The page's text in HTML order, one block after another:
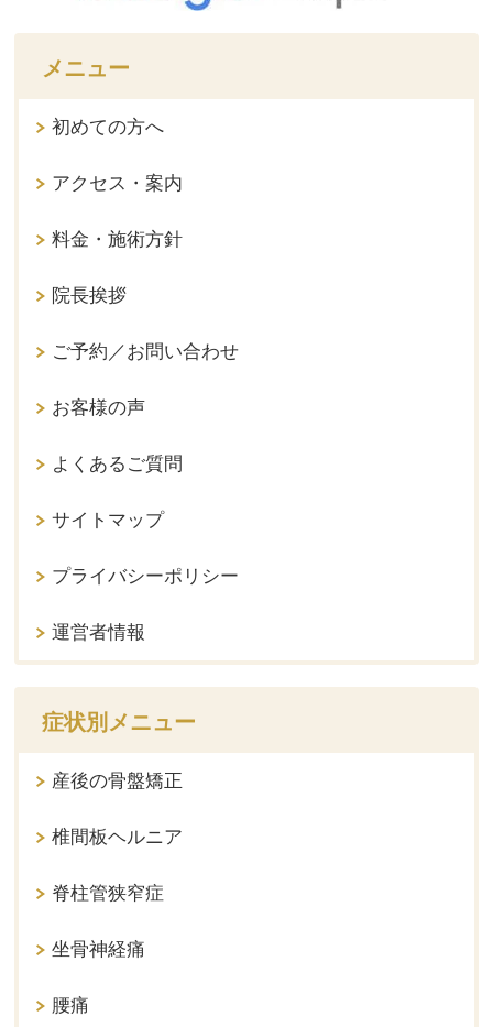
メニュー
初めての方へ
アクセス・案内
料金・施術方針
院長挨拶
ご予約／お問い合わせ
お客様の声
よくあるご質問
サイトマップ
プライバシーポリシー
運営者情報
症状別メニュー
産後の骨盤矯正
椎間板ヘルニア
脊柱管狭窄症
坐骨神経痛
腰痛